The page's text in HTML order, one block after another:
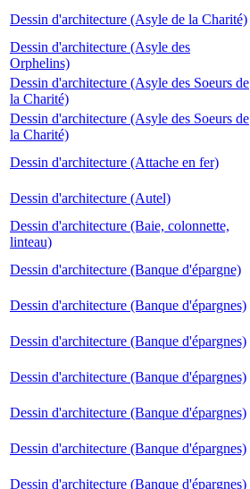
Dessin d'architecture (Asyle de la Charité)
Dessin d'architecture (Asyle des
Orphelins)
Dessin d'architecture (Asyle des Soeurs de
la Charité)
Dessin d'architecture (Asyle des Soeurs de
la Charité)
Dessin d'architecture (Attache en fer)
Dessin d'architecture (Autel)
Dessin d'architecture (Baie, colonnette,
linteau)
Dessin d'architecture (Banque d'épargne)
Dessin d'architecture (Banque d'épargnes)
Dessin d'architecture (Banque d'épargnes)
Dessin d'architecture (Banque d'épargnes)
Dessin d'architecture (Banque d'épargnes)
Dessin d'architecture (Banque d'épargnes)
Dessin d'architecture (Banque d'épargnes)